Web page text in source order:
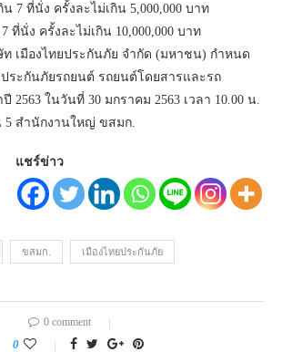
น 7 ที่นั่ง ครั้งละไม่เกิน 5,000,000 บาท
ที่นั่ง ครั้งละไม่เกิน 10,000,000 บาท
เมืองไทยประกันภัย จำกัด (มหาชน) กำหนด
ะกันภัยรถยนต์ รถยนต์โดยสารและรถ
2563 ในวันที่ 30 มกราคม 2563 เวลา 10.00 น.
สำนักงานใหญ่ ขสมก.
แชร์ข่าว
ขสมก. เมืองไทยประกันภัย
0 comment
0